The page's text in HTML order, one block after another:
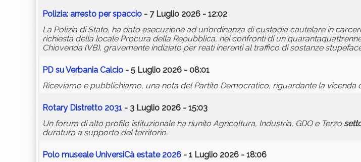
Polizia: arresto per spaccio - 7 Luglio 2026 - 12:02
La Polizia di Stato, ha dato esecuzione ad un’ordinanza di custodia cautelare in
richiesta della locale Procura della Repubblica, nei confronti di un
Chiovenda (VB), gravemente indiziato per reati inerenti al traffico di sostanze
PD su Verbania Calcio - 5 Luglio 2026 - 08:01
Riceviamo e pubblichiamo, una nota del Partito Democratico, riguardante la vicenda
Rotary Distretto 2031 - 3 Luglio 2026 - 15:03
Un forum di alto profilo istituzionale ha riunito Agricoltura, Industria, GDO e Terzo
duratura a supporto del territorio.
Polo museale UniversiCà estate 2026 - 1 Luglio 2026 - 18:06